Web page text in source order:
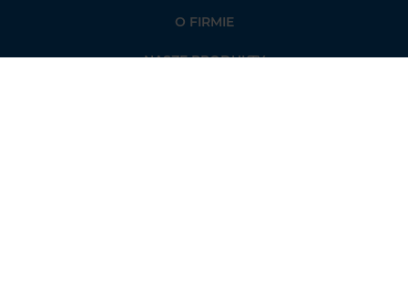
O FIRMIE
NASZE PRODUKTY